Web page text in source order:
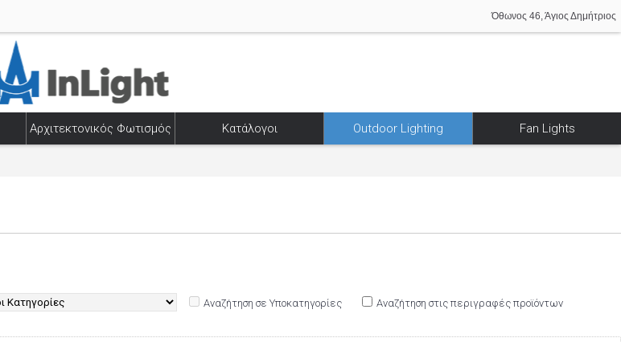
Όθωνος 46, Άγιος Δημήτριος
Αρχιτεκτονικός Φωτισμός Κατάλογοι Outdoor Lighting Fan Lights
Αναζήτηση σε Υποκατηγορίες Αναζήτηση στις περιγραφές προϊόντων